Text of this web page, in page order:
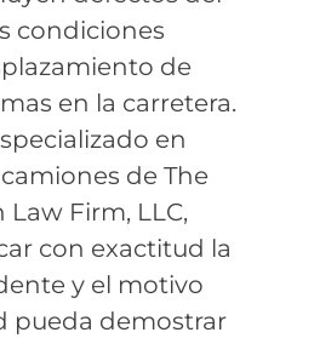
condiciones
de
en la carretera.
en
de The
Firm, LLC,
con exactitud la
y el motivo
pueda demostrar